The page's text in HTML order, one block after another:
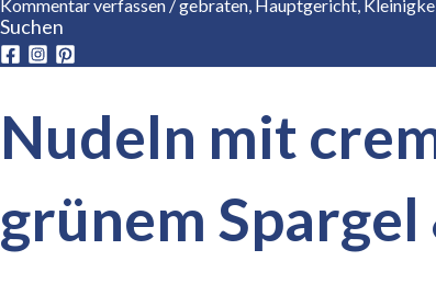
Suchen
Kommentar verfassen /gebraten, Hauptgericht,
Nudeln mit
grünem